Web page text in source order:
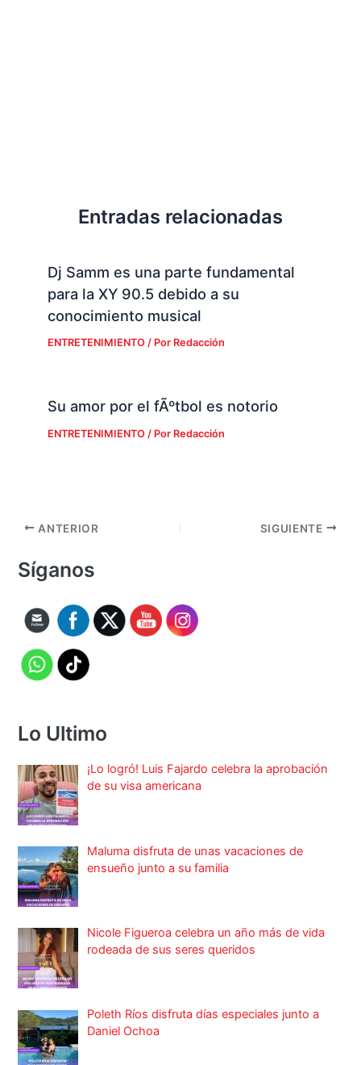
Entradas relacionadas
Dj Samm es una parte fundamental
para la XY 90.5 debido a su
conocimiento musical
ENTRETENIMIENTO/ Por Redacción
Su amor por el fÃºtbol es notorio
ENTRETENIMIENTO/ Por Redacción
ANTERIOR SIGUIENTE
Síganos
Lo Ultimo
¡Lo logró! Luis Fajardo celebra la aprobación
de su visa americana
Maluma disfruta de unas vacaciones de
ensueño junto a su familia
Nicole Figueroa celebra un año más de vida
rodeada de sus seres queridos
Poleth Ríos disfruta días especiales junto a
Daniel Ochoa